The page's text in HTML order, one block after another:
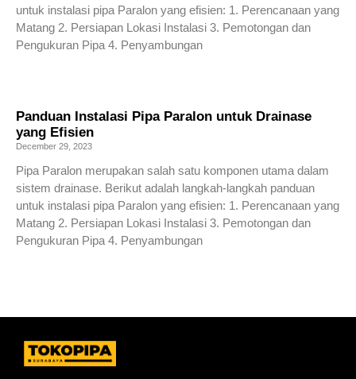
untuk instalasi pipa Paralon yang efisien: 1. Perencanaan yang
Matang 2. Persiapan Lokasi Instalasi 3. Pemotongan dan
Pengukuran Pipa 4. Penyambungan
Panduan Instalasi Pipa Paralon untuk Drainase
yang Efisien
December 29, 2023
Pipa Paralon merupakan salah satu komponen utama dalam
sistem drainase. Berikut adalah langkah-langkah panduan
untuk instalasi pipa Paralon yang efisien: 1. Perencanaan yang
Matang 2. Persiapan Lokasi Instalasi 3. Pemotongan dan
Pengukuran Pipa 4. Penyambungan